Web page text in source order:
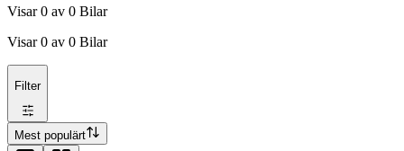
Visar0 av 0 Bilar
Visar0 av 0 Bilar
Filter
Mest populärt